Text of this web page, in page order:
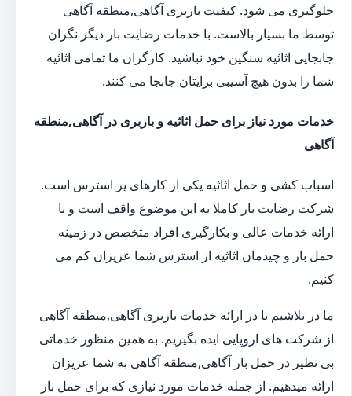
جلوگیری می شود. کیفیت باربری آگاهی,منطقه آگاهی
توسط ما بسیار بالاست. با خدمات رضایت بار دیگر نگران
جابجایی اثاثیه سنگین خود نباشید. کارگران ما تمامی اثاثیه
شما را بدون هیچ آسیبی برایتان جابجا می کنند.
خدمات مورد نیاز برای حمل اثاثیه و باربری در آگاهی,منطقه
آگاهی
اسباب کشی و حمل اثاثیه یکی از کارهای پر استرس است.
شرکت رضایت بار کاملا به این موضوع واقف است و با
ارائه خدمات عالی و بکارگیری افراد متخصص در زمینه
حمل بار و چیدمان اثاثیه از استرس شما عزیزان کم می
کنیم.
ما در تلاشیم تا در ارائه خدمات باربری آگاهی,منطقه آگاهی
از شرکت های اروپایی ایده بگیریم. به همین منظور خدماتی
بی نظیر در حمل بار آگاهی,منطقه آگاهی به شما عزیزان
ارائه میدهیم. از جمله خدمات مورد نیازی که برای حمل بار